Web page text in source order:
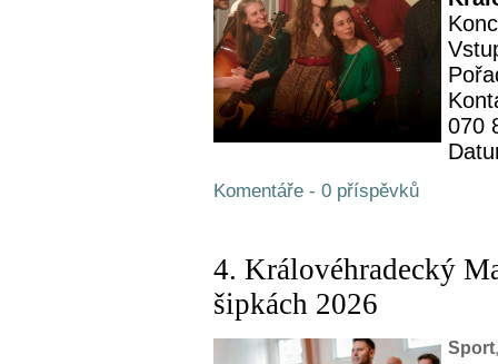
070
Komentáře - 0 příspěvků
4. Královéhradecký
šipkách 2026
Sport